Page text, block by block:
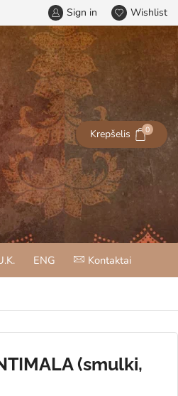
Sign in Wishlist
Krepšelis 0
ENG Kontaktai
(smulki,